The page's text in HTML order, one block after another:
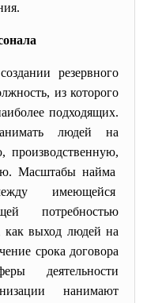
резервного
из которого
подходящих.
людей на
производственную,
Масштабы найма
имеющейся
потребностью
как выход людей на
срока договора
деятельности
нанимают